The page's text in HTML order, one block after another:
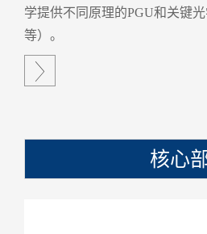
学提供不同原理的PGU和关键
等）。

核心